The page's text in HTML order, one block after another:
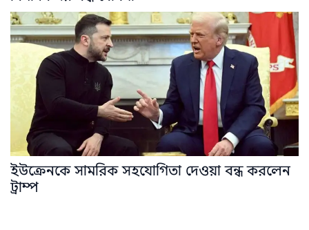
ইউক্রেনকে সামরিক সহযোগিতা দেওয়া বন্ধ করলেন
ট্রাম্প